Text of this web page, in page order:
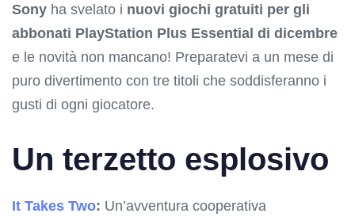
Sony ha svelato i nuovi giochi gratuiti per gli
abbonati PlayStation Plus Essential di dicembre
e le novità non mancano! Preparatevi a un mese di
puro divertimento con tre titoli che soddisferanno i
gusti di ogni giocatore.
Un terzetto esplosivo
It Takes Two: Un’avventura cooperativa